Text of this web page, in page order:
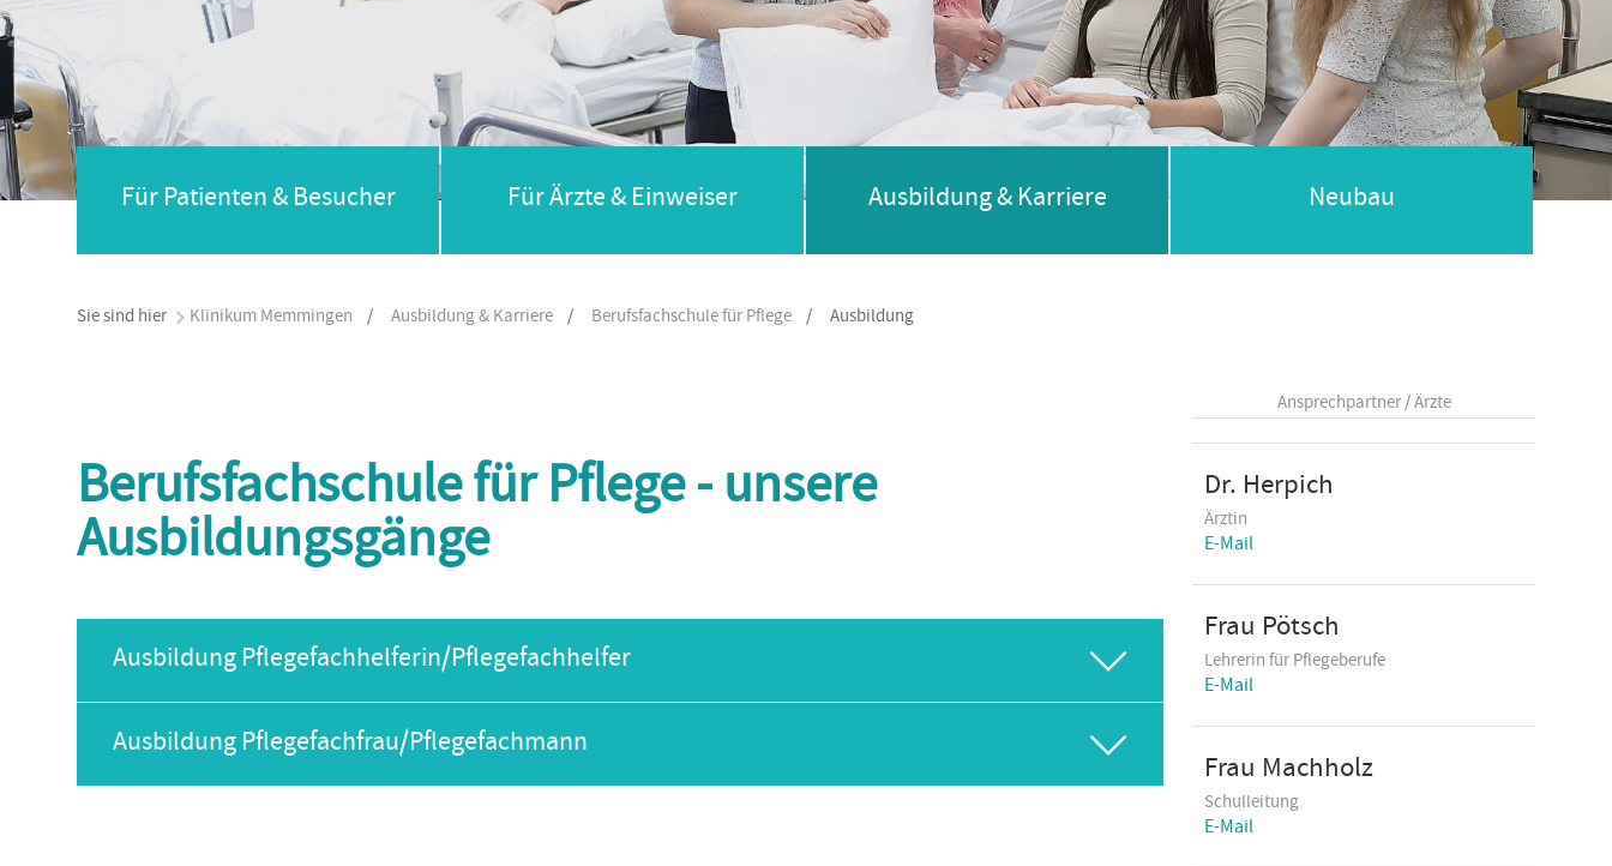
Für Patienten & Besucher Für Ärzte & Einweiser Ausbildung & Karriere Neubau
Sie sind hier Klinikum Memmingen / Ausbildung & Karriere / Berufsfachschule für Pflege / Ausbildung
Berufsfachschule für Pflege - unsere
Ausbildungsgänge
Ausbildung Pflegefachhelferin/Pflegefachhelfer
Ausbildung Pflegefachfrau/Pflegefachmann
Ansprechpartner / Ärzte
Dr. Herpich
Ärztin
E-Mail
Frau Pötsch
Lehrerin für Pflegeberufe
E-Mail
Frau Machholz
Schulleitung
E-Mail